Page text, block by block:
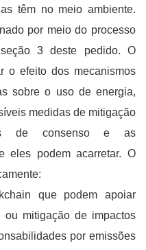
têm no meio ambiente.
por meio do processo
3 deste pedido. O
o efeito dos mecanismos
sobre o uso de energia,
medidas de mitigação
de consenso e as
eles podem acarretar. O
que podem apoiar
ou mitigação de impactos
por emissões